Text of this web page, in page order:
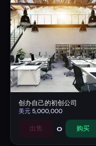
创办自己的初创公司
美元 5,000,000
出售 0 购买